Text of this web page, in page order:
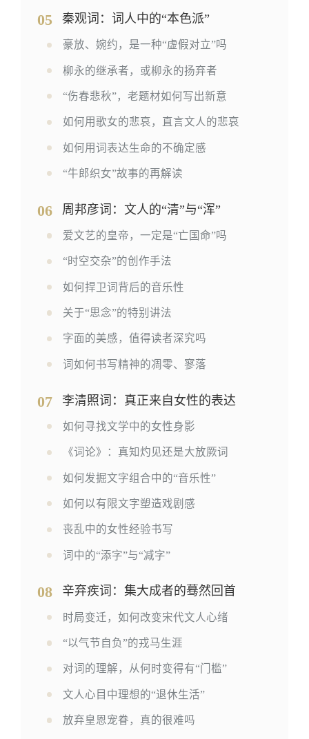
05 秦观词：词人中的“本色派”
豪放、婉约，是一种“虚假对立”吗
柳永的继承者，或柳永的扬弃者
“伤春悲秋”，老题材如何写出新意
如何用歌女的悲哀，直言文人的悲哀
如何用词表达生命的不确定感
“牛郎织女”故事的再解读
06 周邦彦词：文人的“清”与“浑”
爱文艺的皇帝，一定是“亡国命”吗
“时空交杂”的创作手法
如何捍卫词背后的音乐性
关于“思念”的特别讲法
字面的美感，值得读者深究吗
词如何书写精神的凋零、寥落
07 李清照词：真正来自女性的表达
如何寻找文学中的女性身影
《词论》：真知灼见还是大放厥词
如何发掘文字组合中的“音乐性”
如何以有限文字塑造戏剧感
丧乱中的女性经验书写
词中的“添字”与“减字”
08 辛弃疾词：集大成者的蓦然回首
时局变迁，如何改变宋代文人心绪
“以气节自负”的戎马生涯
对词的理解，从何时变得有“门槛”
文人心目中理想的“退休生活”
放弃皇恩宠眷，真的很难吗